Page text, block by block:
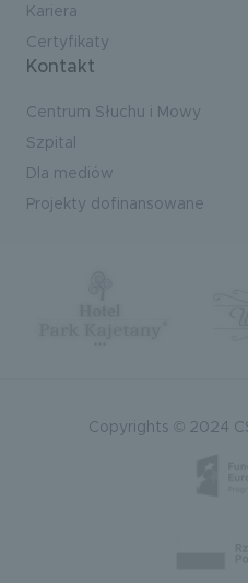
Kariera
Certyfikaty
Kontakt
Centrum Słuchu i Mowy
Szpital
Dla mediów
Projekty dofinansowane
Copyrights © 2024